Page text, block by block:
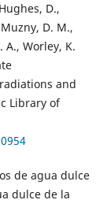
D.,
D. M.,
A., Worley, K.
and
Library of
de agua dulce
dulce de la